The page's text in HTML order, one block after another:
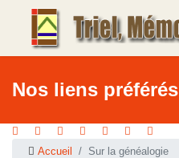
Nos liens préférés
Accueil Sur la généalogie